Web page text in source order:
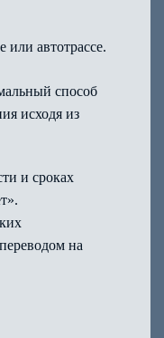
или автотрассе.
способ
исходя из
и сроках
на